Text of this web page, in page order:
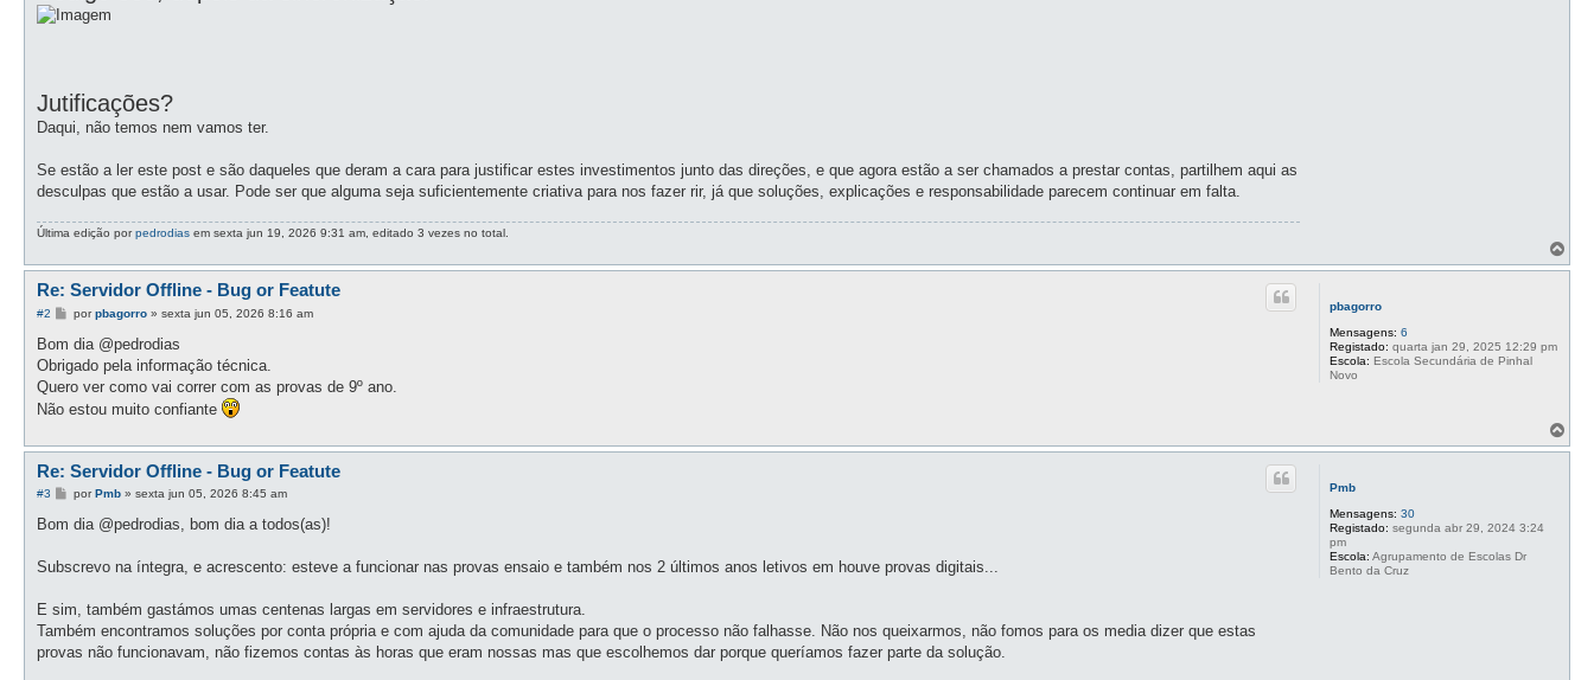
Jutificações?
Daqui, não temos nem vamos ter.
Se estão a ler este post e são daqueles que deram a cara para justificar estes investimentos junto das direções, e que agora estão a ser chamados a prestar contas, partilhem aqui as
desculpas que estão a usar. Pode ser que alguma seja suficientemente criativa para nos fazer rir, já que soluções, explicações e responsabilidade parecem continuar em falta.
Última edição porpedrodias em sexta jun 19, 2026 9:31 am, editado 3 vezes no total.
o
pbagorro
Mensagens: 6
Registado: quarta jan 29, 2025 12:29 pm
Escola: Escola Secundária de Pinhal
Novo
Re: Servidor Offline - Bug or Featute
#2
M
n
a
g
m
porpbagorro» sexta jun 05, 2026 8:16 am
Bom dia @pedrodias
Obrigado pela informação técnica.
Quero ver como vai correr com as provas de 9º ano.
Não estou muito confiante
o
Pmb
Mensagens: 30
Registado: segunda abr 29, 2024 3:24
pm
Escola: Agrupamento de Escolas Dr
Bento da Cruz
Re: Servidor Offline - Bug or Featute
#3
M
n
g
porPmb» sexta jun 05, 2026 8:45 am
Bom dia @pedrodias, bom dia a todos(as)!
Subscrevo na íntegra, e acrescento: esteve a funcionar nas provas ensaio e também nos 2 últimos anos letivos em houve provas digitais...
E sim, também gastámos umas centenas largas em servidores e infraestrutura.
Também encontramos soluções por conta própria e com ajuda da comunidade para que o processo não falhasse. Não nos queixarmos, não fomos para os media dizer que estas
provas não funcionavam, não fizemos contas às horas que eram nossas mas que escolhemos dar porque queríamos fazer parte da solução.